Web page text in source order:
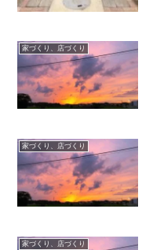
家づくり、店づくり
家づくり、店づくり
家づくり、店づくり